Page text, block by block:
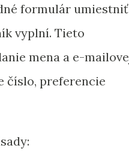
formulár umiestniť
vyplní. Tieto
mena a e-
číslo, preferencie